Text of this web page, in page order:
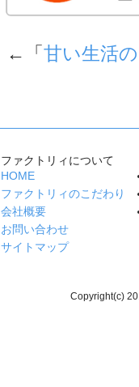
←「甘い生活
ファクトリィについて
HOME
ファクトリィのこだわり
会社概要
お問い合わせ
サイトマップ
Copyright(c)